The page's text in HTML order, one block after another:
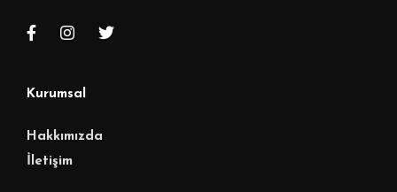
Kurumsal
Hakkımızda
İletişim